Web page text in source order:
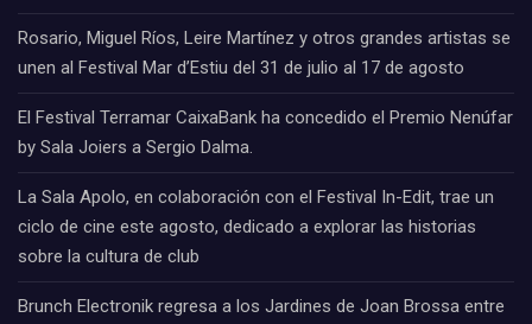
Rosario, Miguel Ríos, Leire Martínez y otros grandes artistas se
unen al Festival Mar d’Estiu del 31 de julio al 17 de agosto
El Festival Terramar CaixaBank ha concedido el Premio Nenúfar
by Sala Joiers a Sergio Dalma.
La Sala Apolo, en colaboración con el Festival In-Edit, trae un
ciclo de cine este agosto, dedicado a explorar las historias
sobre la cultura de club
Brunch Electronik regresa a los Jardines de Joan Brossa entre